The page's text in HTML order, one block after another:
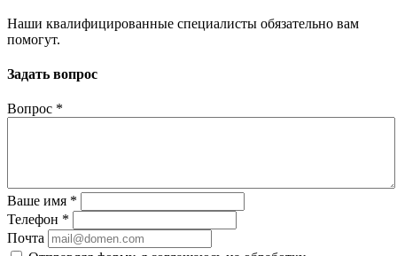
Наши квалифицированные специалисты обязательно вам
помогут.
Задать вопрос
Вопрос *
Ваше имя *
Телефон *
Почта